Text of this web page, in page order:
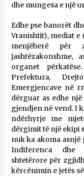
dhe mungesa e një
Edhe pse banorët
Vranishtit), mediat e
menjëherë për
jashtëzakonshme,
organet
Prefektura,
Emergjencave në
dërguar as edhe
gjendjen në vend. I
ndërhyrje me
dërgimit të një ekipi
nuk ka akoma
Indiferenca dhe
shtetërore për
kërcënimin e jetës